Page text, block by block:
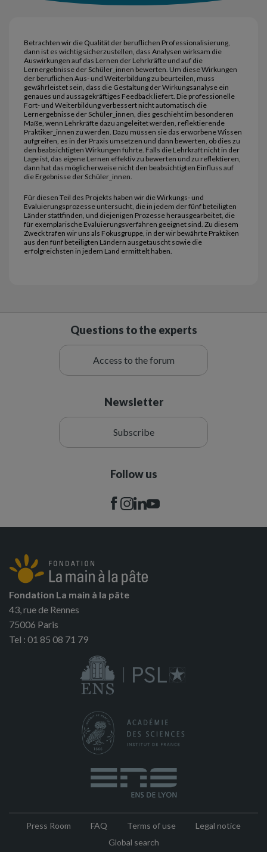
Betrachten wir die Qualität der beruflichen Professionalisierung,
dann ist es wichtig sicherzustellen, dass Analysen wirksam die
Auswirkungen auf das Lernen der Lehrkräfte und auf die
Lernergebnisse der Schüler_innen bewerten. Um diese Wirkungen
der beruflichen Aus- und Weiterbildung zu beurteilen, muss
gewährleistet sein, dass die Gestaltung der Wirkungsanalyse ein
genaues und aussagekräftiges Feedback liefert. Die professionelle
Fort- und Weiterbildung verbessert nicht automatisch die
Lernergebnisse der Schüler_innen, dies geschieht im besonderen
Maße, wenn Lehrkräfte dazu angeleitet werden, reflektierende
Praktiker_innen zu werden. Dazu müssen sie das erworbene Wissen
aufgreifen, es in der Praxis umsetzen und dann bewerten, ob dies zu
den beabsichtigten Wirkungen führte. Falls die Lehrkraft nicht in der
Lage ist, das eigene Lernen effektiv zu bewerten und zu reflektieren,
dann hat das möglicherweise nicht den beabsichtigten Einfluss auf
die Ergebnisse der Schüler_innen.
Für diesen Teil des Projekts haben wir die Wirkungs- und
Evaluierungsprozesse untersucht, die in jedem der fünf beteiligten
Länder stattfinden, und diejenigen Prozesse herausgearbeitet, die
für exemplarische Evaluierungsverfahren geeignet sind. Zu diesem
Zweck trafen wir uns als Fokusgruppe, in der wir bewährte Praktiken
aus den fünf beteiligten Ländern ausgetauscht sowie die
erfolgreichsten in jedem Land ermittelt haben.
Questions to the experts
Access to the forum
Newsletter
Subscribe
Follow us
Fondation La main à la pâte
43, rue de Rennes
75006 Paris
Tel : 01 85 08 71 79
Press Room FAQ Terms of use
Legal notice
Global search